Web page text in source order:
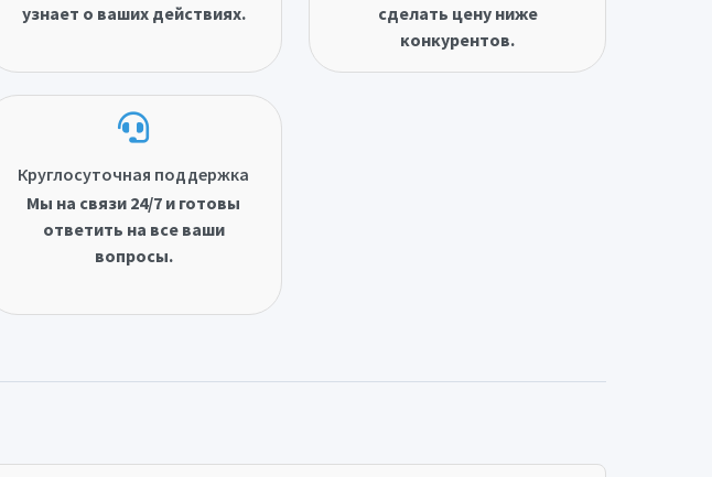
узнает о ваших действиях.
сделать цену ниже
конкурентов.
Круглосуточная поддержка
Мы на связи 24/7 и готовы
ответить на все ваши
вопросы.